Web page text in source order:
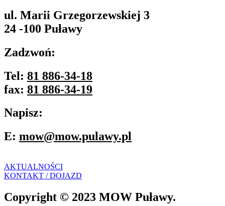
ul. Marii Grzegorzewskiej 3
24 -100 Puławy
Zadzwoń:
Tel: 81 886-34-18
fax: 81 886-34-19
Napisz:
E: mow@mow.pulawy.pl
AKTUALNOŚCI
KONTAKT / DOJAZD
Copyright © 2023 MOW Puławy.